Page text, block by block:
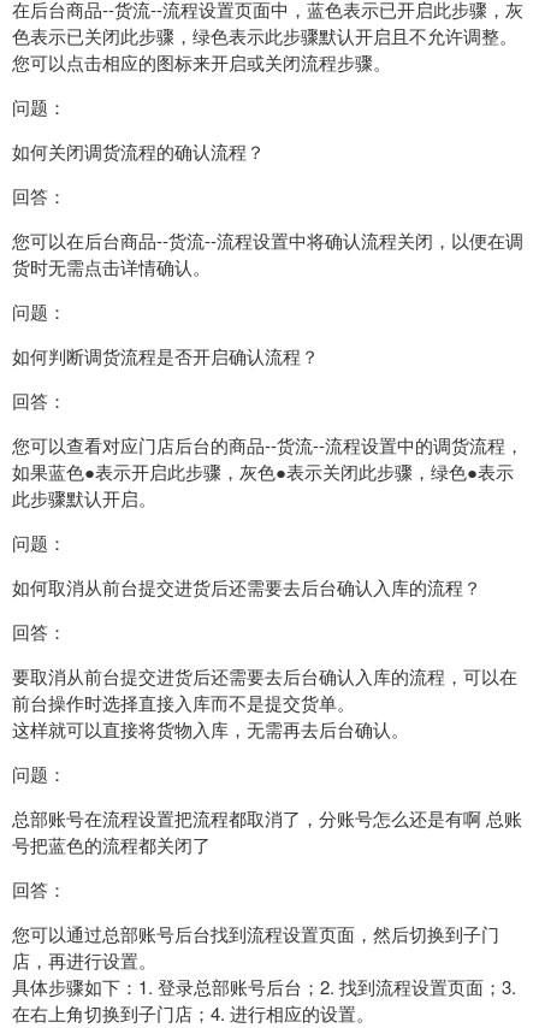
在后台商品--货流--流程设置页面中，蓝色表示已开启此步骤，灰
色表示已关闭此步骤，绿色表示此步骤默认开启且不允许调整。
您可以点击相应的图标来开启或关闭流程步骤。
问题：
如何关闭调货流程的确认流程？
回答：
您可以在后台商品--货流--流程设置中将确认流程关闭，以便在调
货时无需点击详情确认。
问题：
如何判断调货流程是否开启确认流程？
回答：
您可以查看对应门店后台的商品--货流--流程设置中的调货流程，
如果蓝色●表示开启此步骤，灰色●表示关闭此步骤，绿色●表示
此步骤默认开启。
问题：
如何取消从前台提交进货后还需要去后台确认入库的流程？
回答：
要取消从前台提交进货后还需要去后台确认入库的流程，可以在
前台操作时选择直接入库而不是提交货单。
这样就可以直接将货物入库，无需再去后台确认。
问题：
总部账号在流程设置把流程都取消了，分账号怎么还是有啊 总账
号把蓝色的流程都关闭了
回答：
您可以通过总部账号后台找到流程设置页面，然后切换到子门
店，再进行设置。
具体步骤如下：1. 登录总部账号后台；2. 找到流程设置页面；3.
在右上角切换到子门店；4. 进行相应的设置。